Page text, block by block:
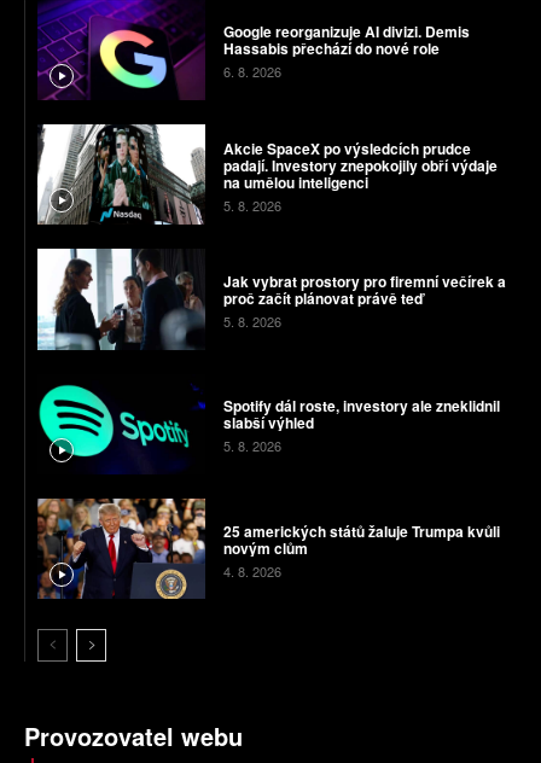
Google reorganizuje AI divizi. Demis
Hassabis přechází do nové role
6. 8. 2026
Akcie SpaceX po výsledcích prudce
padají. Investory znepokojily obří výdaje
na umělou inteligenci
5. 8. 2026
Jak vybrat prostory pro firemní večírek a
proč začít plánovat právě teď
5. 8. 2026
Spotify dál roste, investory ale zneklidnil
slabší výhled
5. 8. 2026
25 amerických států žaluje Trumpa kvůli
novým clům
4. 8. 2026
Provozovatel webu